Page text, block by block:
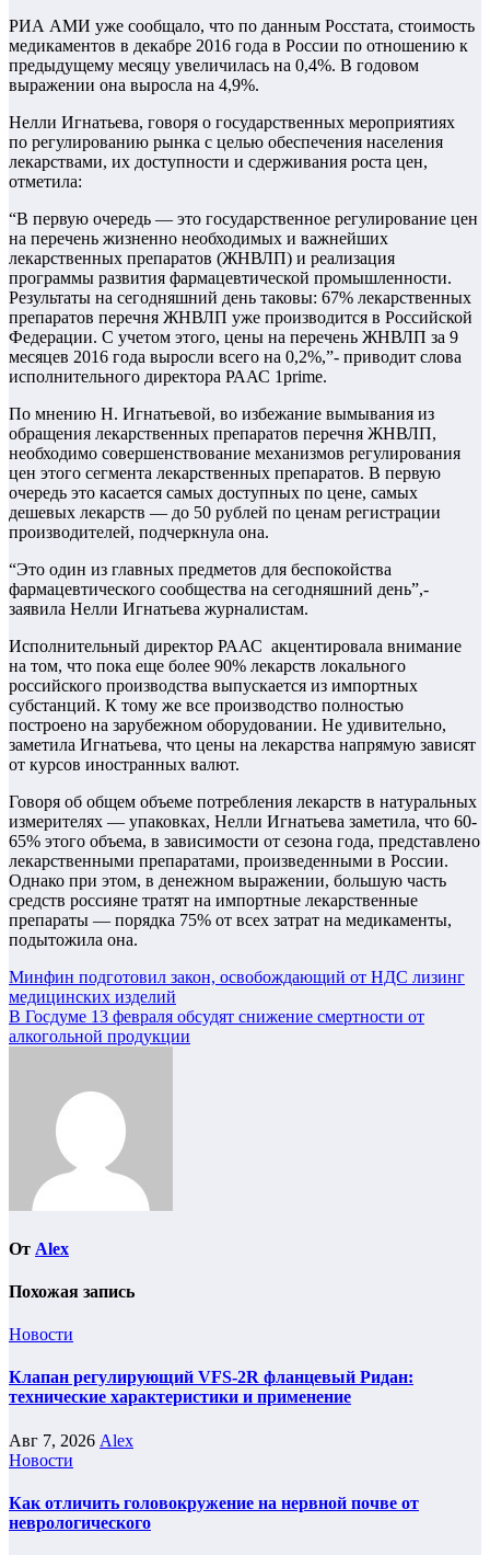
РИА АМИ уже сообщало, что по данным Росстата, стоимость
медикаментов в декабре 2016 года в России по отношению к
предыдущему месяцу увеличилась на 0,4%. В годовом
выражении она выросла на 4,9%.
Нелли Игнатьева, говоря о государственных мероприятиях
по регулированию рынка с целью обеспечения населения
лекарствами, их доступности и сдерживания роста цен,
отметила:
“В первую очередь — это государственное регулирование цен
на перечень жизненно необходимых и важнейших
лекарственных препаратов (ЖНВЛП) и реализация
программы развития фармацевтической промышленности.
Результаты на сегодняшний день таковы: 67% лекарственных
препаратов перечня ЖНВЛП уже производится в Российской
Федерации. С учетом этого, цены на перечень ЖНВЛП за 9
месяцев 2016 года выросли всего на 0,2%,”- приводит слова
исполнительного директора РААС 1prime.
По мнению Н. Игнатьевой, во избежание вымывания из
обращения лекарственных препаратов перечня ЖНВЛП,
необходимо совершенствование механизмов регулирования
цен этого сегмента лекарственных препаратов. В первую
очередь это касается самых доступных по цене, самых
дешевых лекарств — до 50 рублей по ценам регистрации
производителей, подчеркнула она.
“Это один из главных предметов для беспокойства
фармацевтического сообщества на сегодняшний день”,-
заявила Нелли Игнатьева журналистам.
Исполнительный директор РААС акцентировала внимание
на том, что пока еще более 90% лекарств локального
российского производства выпускается из импортных
субстанций. К тому же все производство полностью
построено на зарубежном оборудовании. Не удивительно,
заметила Игнатьева, что цены на лекарства напрямую зависят
от курсов иностранных валют.
Говоря об общем объеме потребления лекарств в натуральных
измерителях — упаковках, Нелли Игнатьева заметила, что 60-
65% этого объема, в зависимости от сезона года, представлено
лекарственными препаратами, произведенными в России.
Однако при этом, в денежном выражении, большую часть
средств россияне тратят на импортные лекарственные
препараты — порядка 75% от всех затрат на медикаменты,
подытожила она.
Навигация
по
записям
Минфин подготовил закон, освобождающий от НДС лизинг
медицинских изделий
В Госдуме 13 февраля обсудят снижение смертности от
алкогольной продукции
От Alex
Похожая запись
Новости
Клапан регулирующий VFS-2R фланцевый Ридан:
технические характеристики и применение
Авг 7, 2026 Alex
Новости
Как отличить головокружение на нервной почве от
неврологического